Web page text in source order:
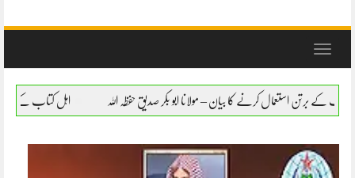
Toggle
مولانا ابو بکر صدیق حفظہ اللہ اہل کتاب کے برتن استعمال کرنے کا بیان – مولانا ابو